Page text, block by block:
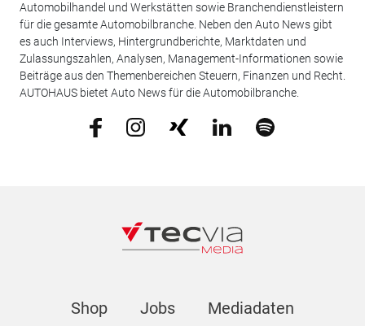
Automobilhandel und Werkstätten sowie Branchendienstleistern
für die gesamte Automobilbranche. Neben den Auto News gibt
es auch Interviews, Hintergrundberichte, Marktdaten und
Zulassungszahlen, Analysen, Management-Informationen sowie
Beiträge aus den Themenbereichen Steuern, Finanzen und Recht.
AUTOHAUS bietet Auto News für die Automobilbranche.
Shop Jobs Mediadaten